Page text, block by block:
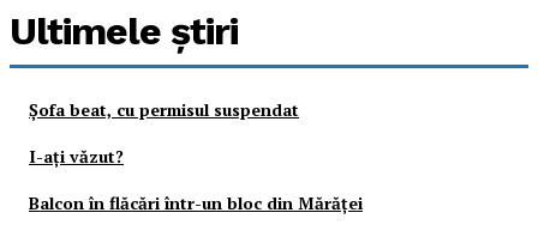
Ultimele ştiri
Şofa beat, cu permisul suspendat
I-aţi văzut?
Balcon în flăcări într-un bloc din Mărăţei